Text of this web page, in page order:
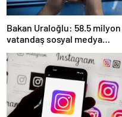
Bakan Uraloğlu: 58.5 milyon
vatandaş sosyal medya
kullanıyor